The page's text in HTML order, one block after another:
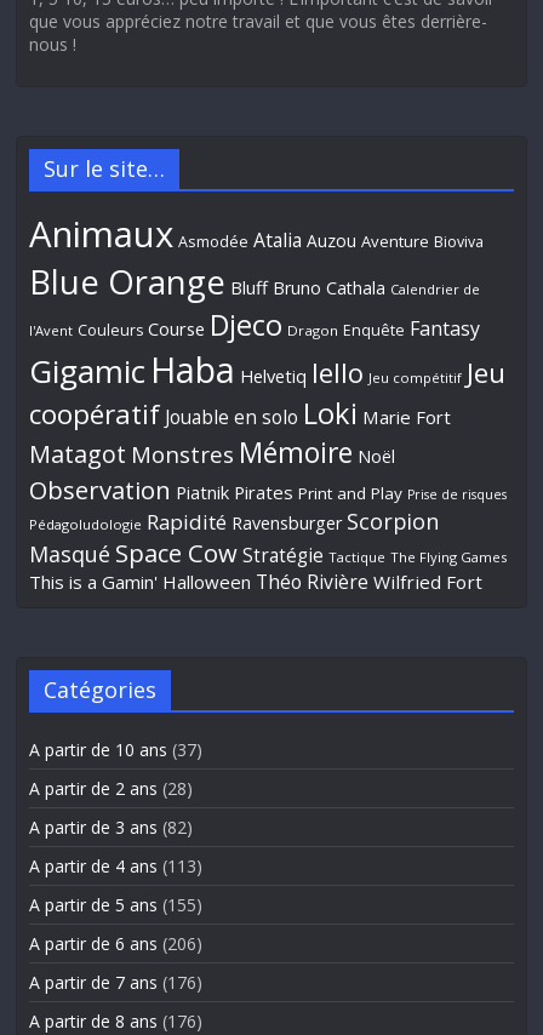
que vous appréciez notre travail et que vous êtes derrière-
nous !
Sur le site…
Animaux Asmodée Atalia Auzou Aventure Bioviva
Blue Orange Bluff Bruno Cathala Calendrier de
l'Avent Couleurs Course Djeco Dragon Enquête Fantasy
Gigamic Haba Helvetiq Iello Jeu compétitif Jeu
coopératif Jouable en solo Loki Marie Fort
Matagot Monstres Mémoire Noël
Observation Piatnik Pirates Print and Play Prise de risques
Pédagoludologie Rapidité Ravensburger Scorpion
Masqué Space Cow Stratégie Tactique The Flying Games
This is a Gamin' Halloween Théo Rivière Wilfried Fort
Catégories
A partir de 10 ans (37)
A partir de 2 ans (28)
A partir de 3 ans (82)
A partir de 4 ans (113)
A partir de 5 ans (155)
A partir de 6 ans (206)
A partir de 7 ans (176)
A partir de 8 ans (176)